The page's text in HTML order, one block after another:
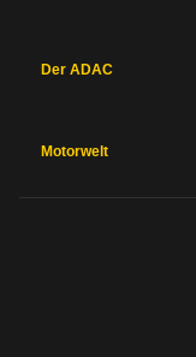
Der ADAC
Motorwelt